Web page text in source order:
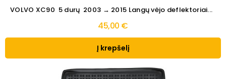
VOLVO XC90 5 durų 2003 → 2015 Langų vėjo deflektoriai...
45,00 €
Į krepšelį